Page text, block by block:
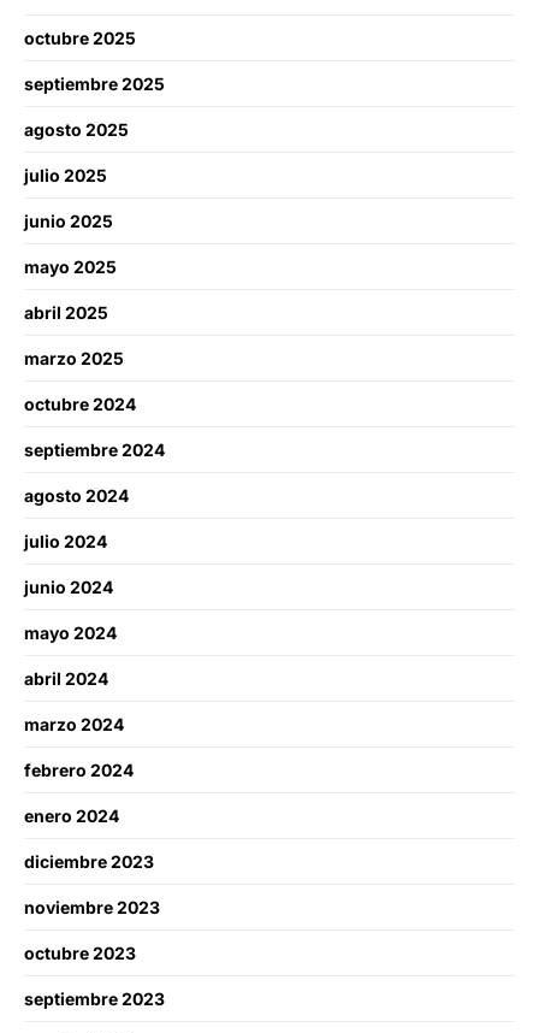
octubre 2025
septiembre 2025
agosto 2025
julio 2025
junio 2025
mayo 2025
abril 2025
marzo 2025
octubre 2024
septiembre 2024
agosto 2024
julio 2024
junio 2024
mayo 2024
abril 2024
marzo 2024
febrero 2024
enero 2024
diciembre 2023
noviembre 2023
octubre 2023
septiembre 2023